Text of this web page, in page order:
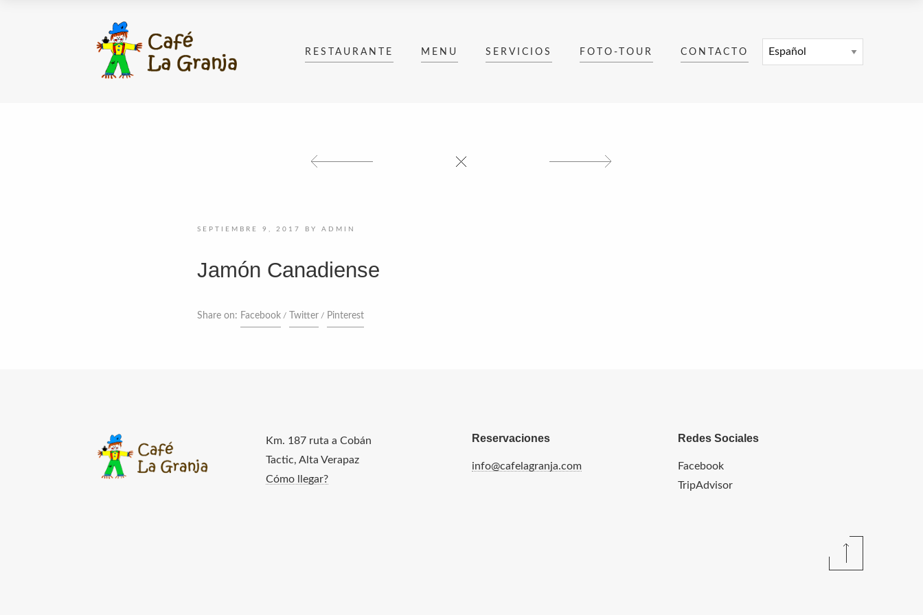
RESTAURANTE MENU SERVICIOS FOTO-TOUR CONTACTO
SEPTIEMBRE 9, 2017 BY ADMIN
Jamón Canadiense
Share on: Facebook Twitter Pinterest
Km. 187 ruta a Cobán
Tactic, Alta Verapaz
Cómo llegar?
Reservaciones
info@cafelagranja.com
Redes Sociales
Facebook
TripAdvisor